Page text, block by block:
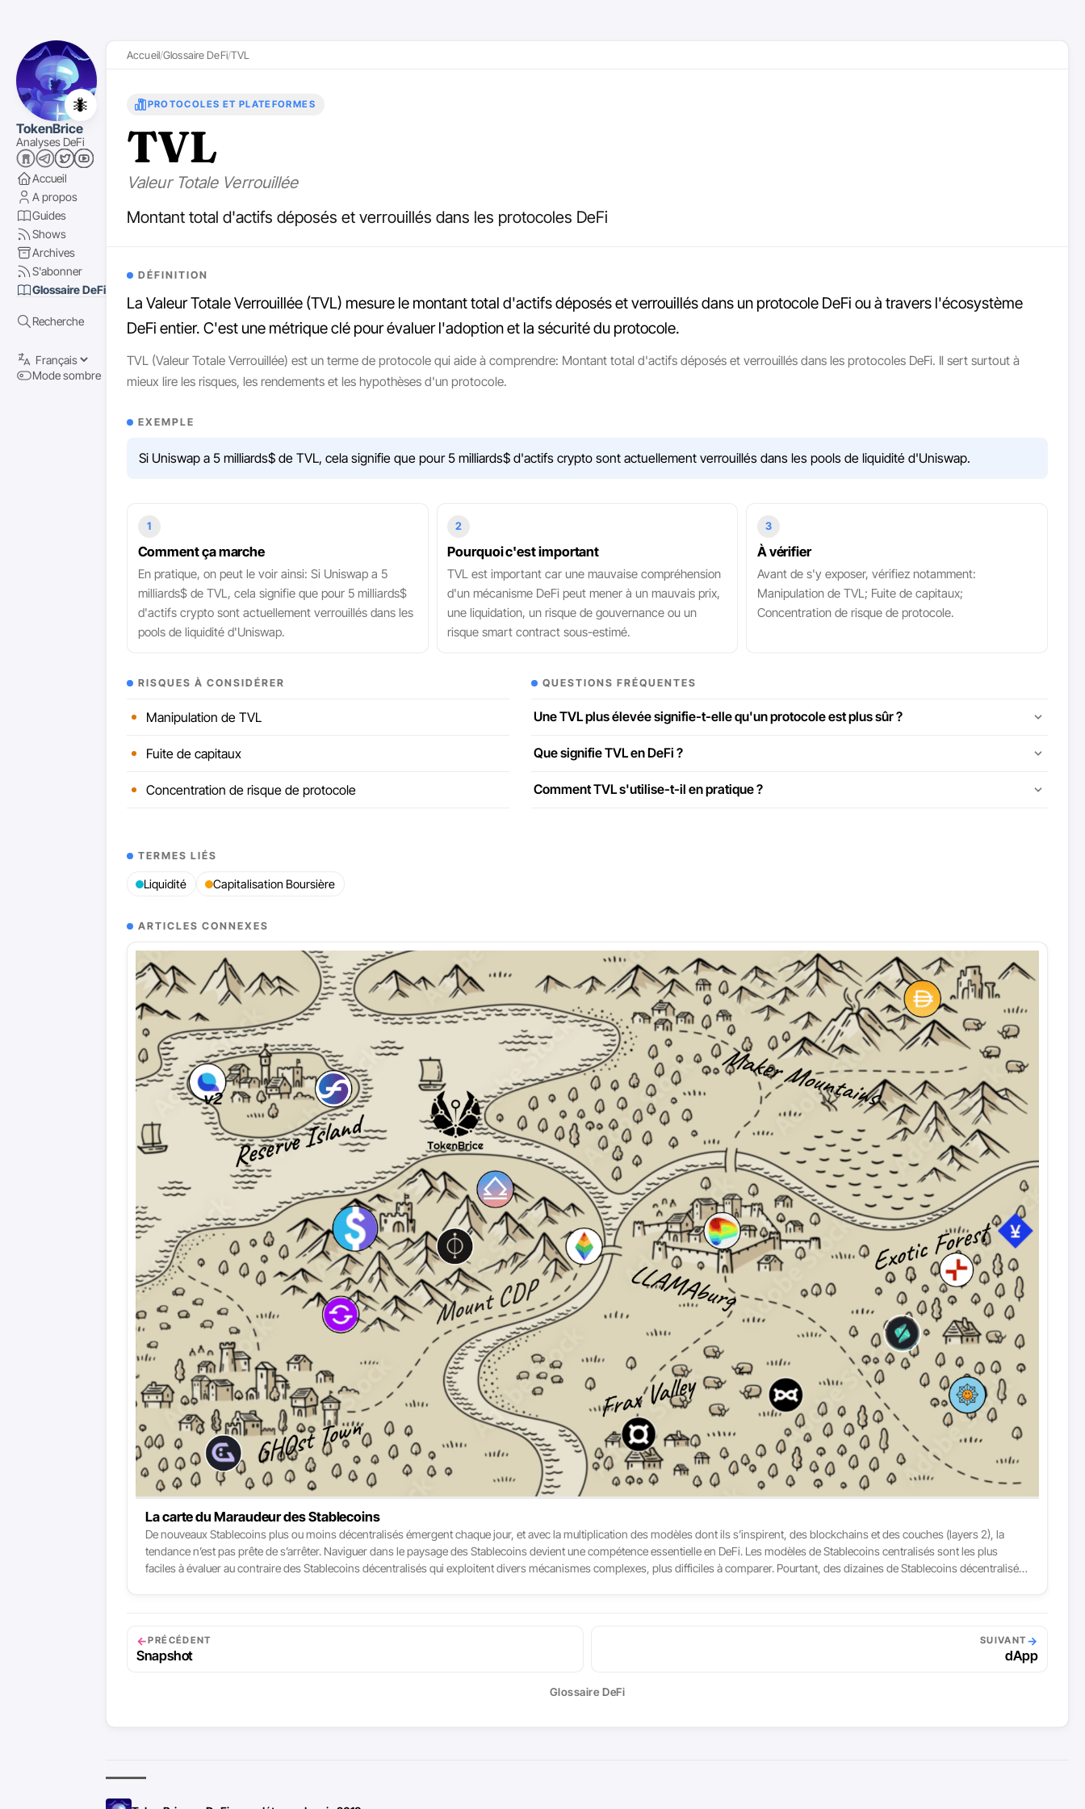
🐜
TokenBrice
Analyses DeFi
Accueil
A propos
Guides
Shows
Archives
S'abonner
Glossaire DeFi
Recherche
Mode sombre
Accueil Glossaire DeFi TVL
PROTOCOLES ET PLATEFORMES
TVL
Valeur Totale Verrouillée
Montant total d'actifs déposés et verrouillés dans les protocoles DeFi
DÉFINITION
La Valeur Totale Verrouillée (TVL) mesure le montant total d'actifs déposés et verrouillés dans un protocole DeFi ou à travers l'écosystème
DeFi entier. C'est une métrique clé pour évaluer l'adoption et la sécurité du protocole.
TVL (Valeur Totale Verrouillée) est un terme de protocole qui aide à comprendre: Montant total d'actifs déposés et verrouillés dans les protocoles DeFi. Il sert surtout à
mieux lire les risques, les rendements et les hypothèses d'un protocole.
EXEMPLE
Si Uniswap a 5 milliards$ de TVL, cela signifie que pour 5 milliards$ d'actifs crypto sont actuellement verrouillés dans les pools de liquidité d'Uniswap.
1
Comment ça marche
En pratique, on peut le voir ainsi: Si Uniswap a 5
milliards$ de TVL, cela signifie que pour 5 milliards$
d'actifs crypto sont actuellement verrouillés dans les
pools de liquidité d'Uniswap.
2
Pourquoi c'est important
TVL est important car une mauvaise compréhension
d'un mécanisme DeFi peut mener à un mauvais prix,
une liquidation, un risque de gouvernance ou un
risque smart contract sous-estimé.
3
À vérifier
Avant de s'y exposer, vérifiez notamment:
Manipulation de TVL; Fuite de capitaux;
Concentration de risque de protocole.
RISQUES À CONSIDÉRER
Manipulation de TVL
Fuite de capitaux
Concentration de risque de protocole
QUESTIONS FRÉQUENTES
Une TVL plus élevée signifie-t-elle qu'un protocole est plus sûr ?
Que signifie TVL en DeFi ?
Comment TVL s'utilise-t-il en pratique ?
TERMES LIÉS
Liquidité Capitalisation Boursière
ARTICLES CONNEXES
La carte du Maraudeur des Stablecoins
De nouveaux Stablecoins plus ou moins décentralisés émergent chaque jour, et avec la multiplication des modèles dont ils s’inspirent, des blockchains et des couches (layers 2), la
tendance n’est pas prête de s’arrêter. Naviguer dans le paysage des Stablecoins devient une compétence essentielle en DeFi. Les modèles de Stablecoins centralisés sont les plus
faciles à évaluer au contraire des Stablecoins décentralisés qui exploitent divers mécanismes complexes, plus difficiles à comparer. Pourtant, des dizaines de Stablecoins décentralisés
←PRÉCÉDENT
Snapshot
SUIVANT →
dApp
Glossaire DeFi